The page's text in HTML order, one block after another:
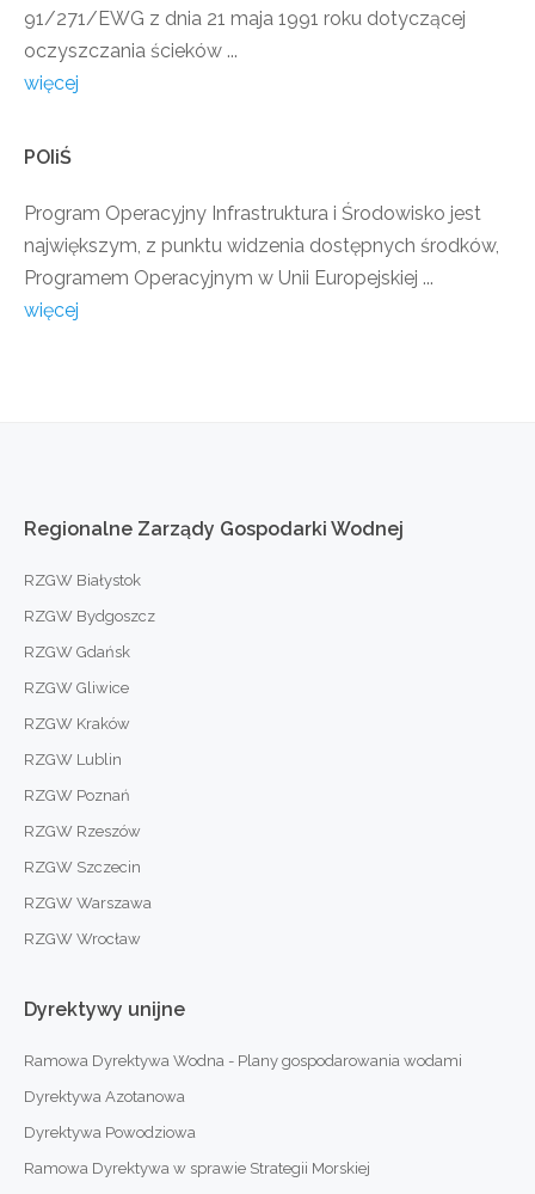
91/271/EWG z dnia 21 maja 1991 roku dotyczącej
oczyszczania ścieków ...
więcej
POIiŚ
Program Operacyjny Infrastruktura i Środowisko jest
największym, z punktu widzenia dostępnych środków,
Programem Operacyjnym w Unii Europejskiej ...
więcej
Regionalne Zarządy Gospodarki Wodnej
RZGW Białystok
RZGW Bydgoszcz
RZGW Gdańsk
RZGW Gliwice
RZGW Kraków
RZGW Lublin
RZGW Poznań
RZGW Rzeszów
RZGW Szczecin
RZGW Warszawa
RZGW Wrocław
Dyrektywy unijne
Ramowa Dyrektywa Wodna - Plany gospodarowania wodami
Dyrektywa Azotanowa
Dyrektywa Powodziowa
Ramowa Dyrektywa w sprawie Strategii Morskiej